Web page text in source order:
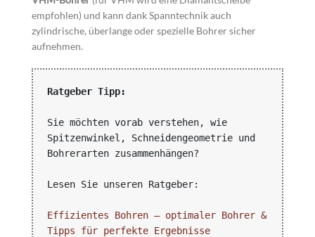
empfohlen) und kann dank Spanntechnik auch
zylindrische, überlange oder spezielle Bohrer sicher
aufnehmen.
Ratgeber Tipp:
Sie möchten vorab verstehen, wie
Spitzenwinkel, Schneidengeometrie und
Bohrerarten zusammenhängen?
Effizientes Bohren – optimaler Bohrer &